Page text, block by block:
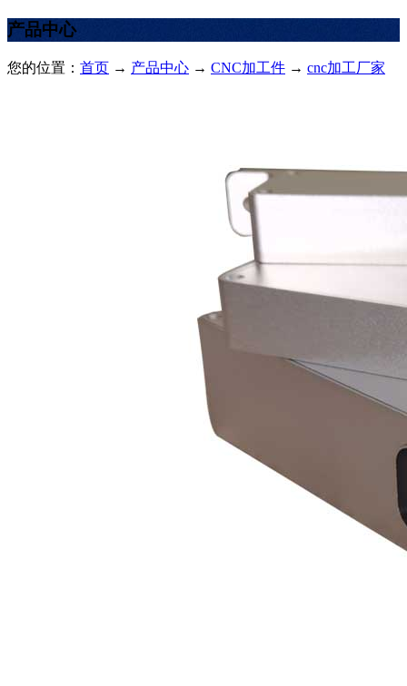
产品中心
您的位置： 首页 → 产品中心 → CNC加工件 → cnc加工厂家